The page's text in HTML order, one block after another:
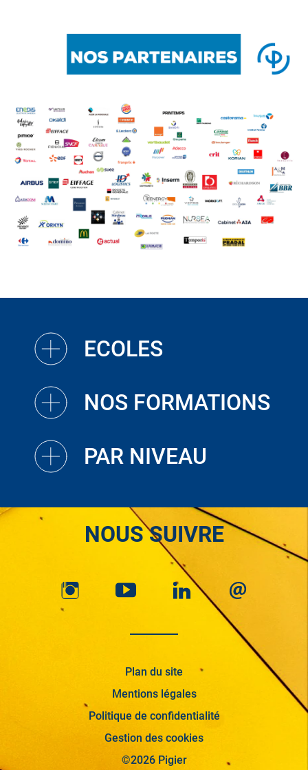
ECOLES
NOS FORMATIONS
PAR NIVEAU
NOUS SUIVRE
Plan du site
Mentions légales
Politique de confidentialité
Gestion des cookies
©2026 Pigier